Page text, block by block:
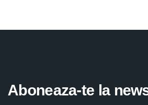
Aboneaza-te la